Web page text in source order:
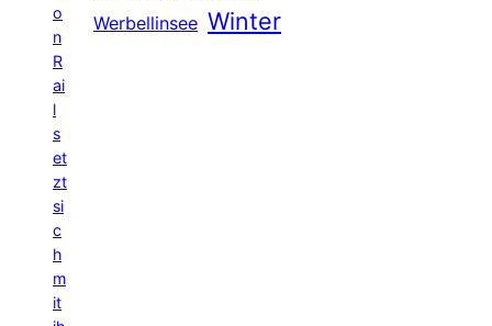
o
n
R
ai
l
s
et
zt
si
c
h
m
it
Werbellinsee Winter